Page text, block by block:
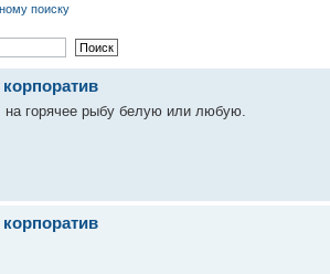
поиску
на горячее рыбу белую или любую.